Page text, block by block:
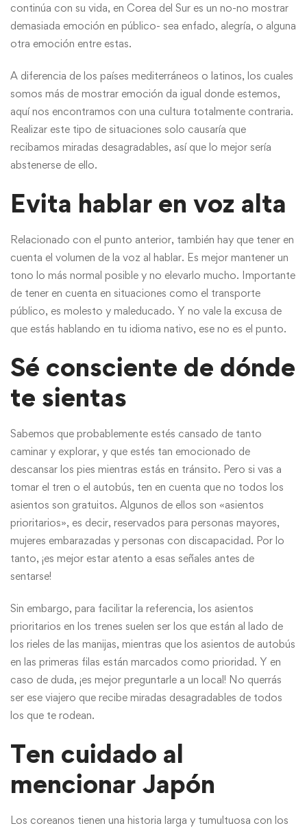
continúa con su vida, en Corea del Sur es un no-no mostrar
demasiada emoción en público- sea enfado, alegría, o alguna
otra emoción entre estas.
A diferencia de los países mediterráneos o latinos, los cuales
somos más de mostrar emoción da igual donde estemos,
aquí nos encontramos con una cultura totalmente contraria.
Realizar este tipo de situaciones solo causaría que
recibamos miradas desagradables, así que lo mejor sería
abstenerse de ello.
Evita hablar en voz alta
Relacionado con el punto anterior, también hay que tener en
cuenta el volumen de la voz al hablar. Es mejor mantener un
tono lo más normal posible y no elevarlo mucho. Importante
de tener en cuenta en situaciones como el transporte
público, es molesto y maleducado. Y no vale la excusa de
que estás hablando en tu idioma nativo, ese no es el punto.
Sé consciente de dónde
te sientas
Sabemos que probablemente estés cansado de tanto
caminar y explorar, y que estés tan emocionado de
descansar los pies mientras estás en tránsito. Pero si vas a
tomar el tren o el autobús, ten en cuenta que no todos los
asientos son gratuitos. Algunos de ellos son «asientos
prioritarios», es decir, reservados para personas mayores,
mujeres embarazadas y personas con discapacidad. Por lo
tanto, ¡es mejor estar atento a esas señales antes de
sentarse!
Sin embargo, para facilitar la referencia, los asientos
prioritarios en los trenes suelen ser los que están al lado de
los rieles de las manijas, mientras que los asientos de autobús
en las primeras filas están marcados como prioridad. Y en
caso de duda, ¡es mejor preguntarle a un local! No querrás
ser ese viajero que recibe miradas desagradables de todos
los que te rodean.
Ten cuidado al
mencionar Japón
Los coreanos tienen una historia larga y tumultuosa con los